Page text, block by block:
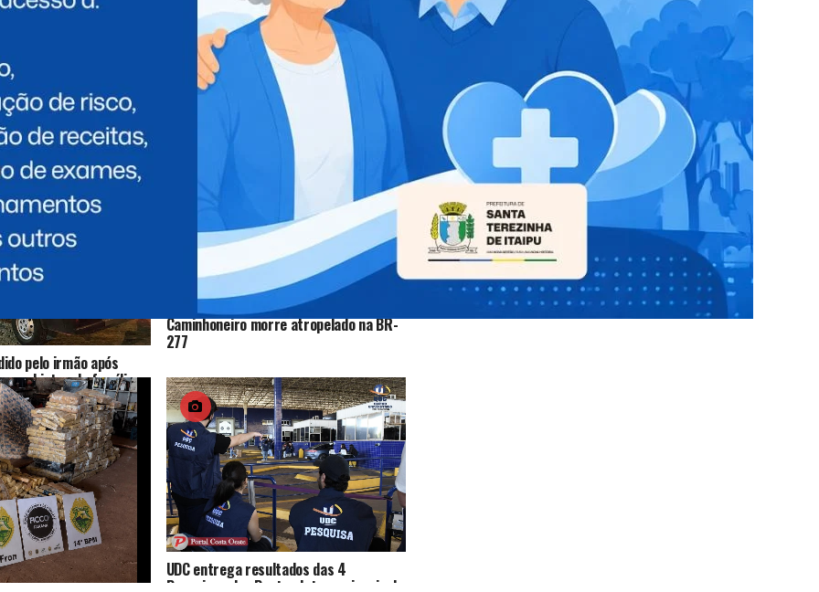
2024 da Faculdade UNIGUAÇU estão
GOSTAR
pelo irmão após
objetos da família
Caminhoneiro morre atropelado na BR-
277
UDC entrega resultados das 4
Pesquisas das Pontes Internacionais da